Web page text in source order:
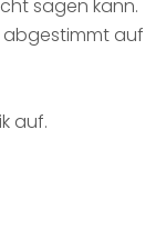
sagen kann.
abgestimmt auf
auf.